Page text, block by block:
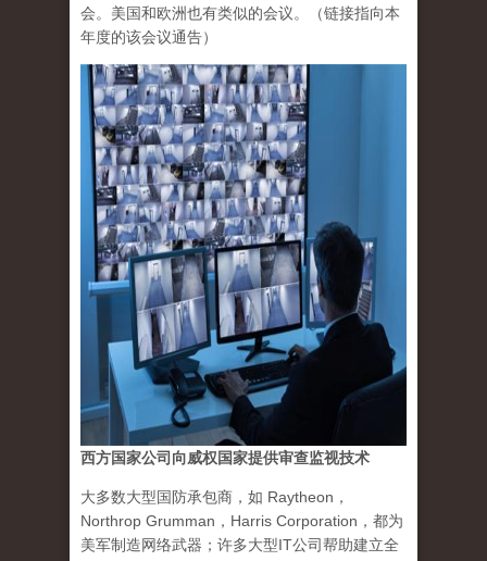
会。美国和欧洲也有类似的会议。（链接指向本
年度的该会议通告）
西方国家公司向威权国家提供审查监视技术
大多数大型国防承包商，如 Raytheon，
Northrop Grumman，Harris Corporation，都为
美军制造网络武器；许多大型IT公司帮助建立全